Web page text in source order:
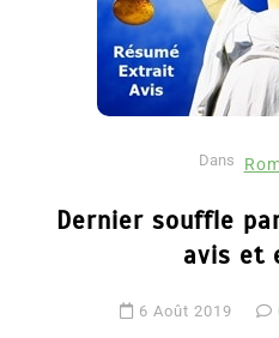
Dans
Dernier souffle
avis et
6 Août 2019